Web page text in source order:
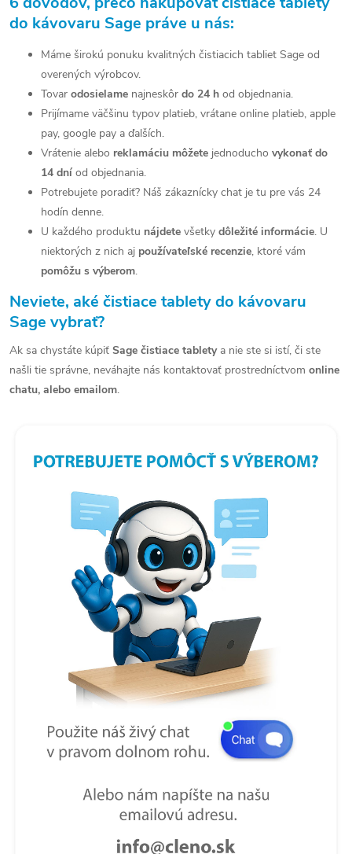
a
c
ý
p
i
s
do kávovaru Sage práve u nás:
Máme širokú ponuku kvalitných čistiacich tabliet Sage od
overených výrobcov.
Tovar odosielame najneskôr do 24 h od objednania.
Prijímame väčšinu typov platieb, vrátane online platieb, apple
pay, google pay a ďalších.
Vrátenie alebo reklamáciu môžete jednoducho vykonať do
14 dní od objednania.
Potrebujete poradiť? Náš zákaznícky chat je tu pre vás 24
hodín denne.
U každého produktu nájdete všetky dôležité informácie. U
niektorých z nich aj používateľské recenzie, ktoré vám
pomôžu s výberom.
Neviete, aké čistiace tablety do kávovaru
Sage vybrať?
Ak sa chystáte kúpiť Sage čistiace tabletya nie ste si istí, či ste
našli tie správne, neváhajte nás kontaktovať prostredníctvom online
chatu, alebo emailom.